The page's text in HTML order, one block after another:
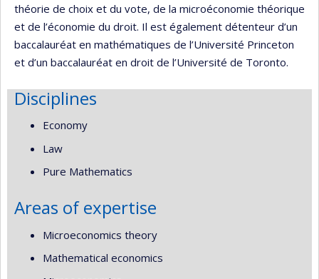
théorie de choix et du vote, de la microéconomie théorique
et de l’économie du droit. Il est également détenteur d’un
baccalauréat en mathématiques de l’Université Princeton
et d’un baccalauréat en droit de l’Université de Toronto.
Disciplines
Economy
Law
Pure Mathematics
Areas of expertise
Microeconomics theory
Mathematical economics